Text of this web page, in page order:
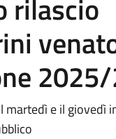
rilascio
martedì e il giovedì